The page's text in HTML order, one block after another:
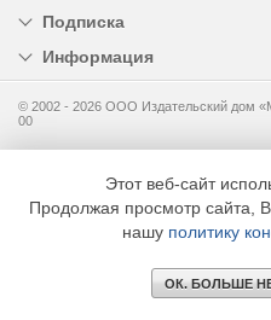
Подписка
Информация
© 2002 - 2026 OOO Издательский
00
Этот веб-сайт
Продолжая просмотр сайта,
нашу политику
ОК. БОЛЬШЕ